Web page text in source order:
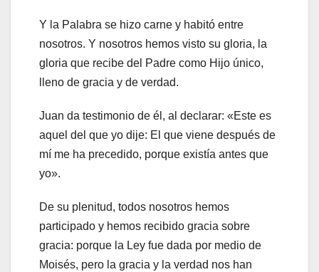
Y la Palabra se hizo carne y habitó entre
nosotros. Y nosotros hemos visto su gloria, la
gloria que recibe del Padre como Hijo único,
lleno de gracia y de verdad.
Juan da testimonio de él, al declarar: «Este es
aquel del que yo dije: El que viene después de
mí me ha precedido, porque existía antes que
yo».
De su plenitud, todos nosotros hemos
participado y hemos recibido gracia sobre
gracia: porque la Ley fue dada por medio de
Moisés, pero la gracia y la verdad nos han